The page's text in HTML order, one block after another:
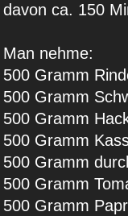
davon ca. 150
Man nehme:
500 Gramm
500 Gramm
500 Gramm
500 Gramm
500 Gramm
500 Gramm
500 Gramm